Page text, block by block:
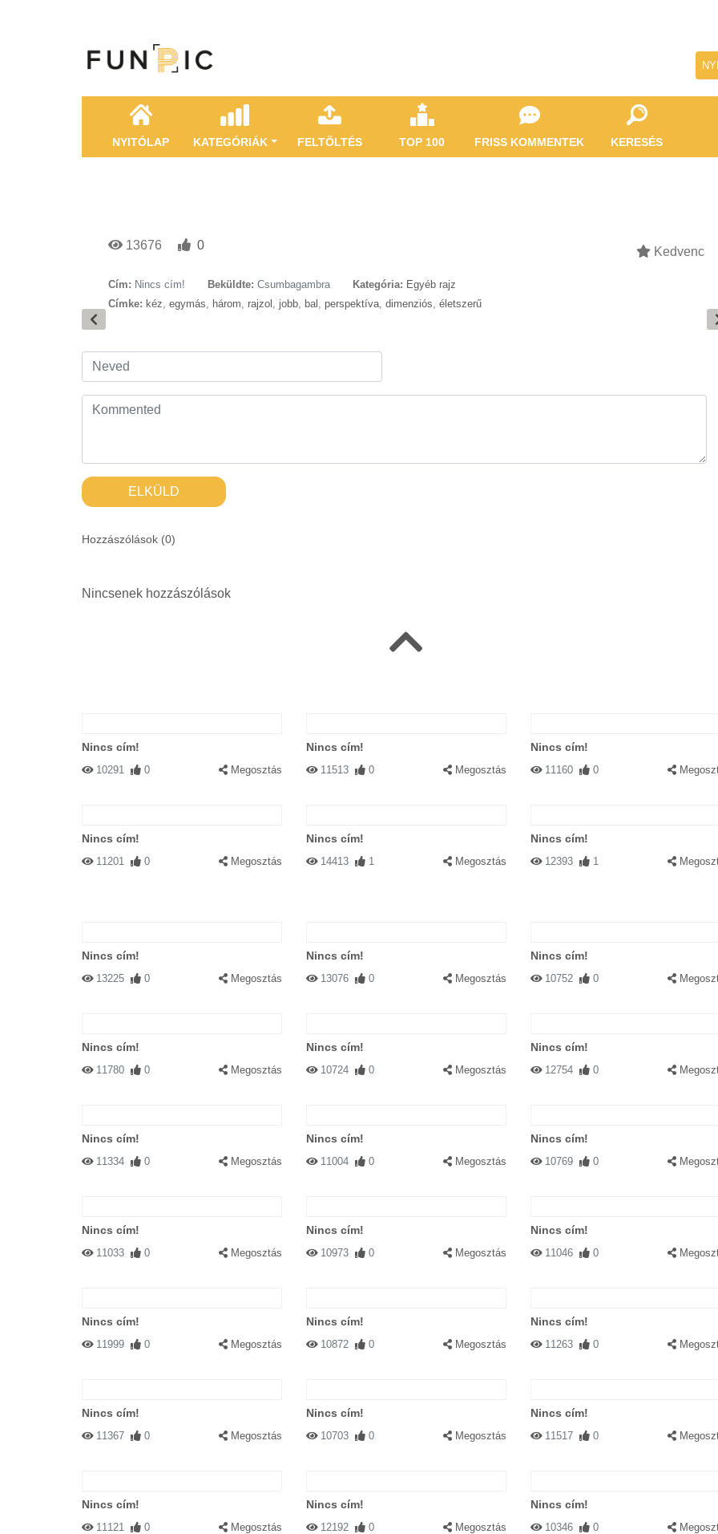
NYITÓLAP KATEGÓRIÁK FELTÖLTÉS TOP 100 FRISS KOMMENTEK KERESÉS
13676 0 Kedvenc
Cím: Nincs cím! Beküldte: Csumbagambra Kategória: Egyéb rajz
Címke: kéz, egymás, három, rajzol , jobb, bal , perspektíva, dimenziós, életszerű
ELKÜLD
Hozzászólások (0)
Nincsenek hozzászólások
Nincs cím!
10291 0 Megosztás
Nincs cím!
11513 0 Megosztás
Nincs cím!
11160 0
Nincs cím!
11201 0 Megosztás
Nincs cím!
14413 1 Megosztás
Nincs cím!
12393 1
Nincs cím!
13225 0 Megosztás
Nincs cím!
13076 0 Megosztás
Nincs cím!
10752 0
Nincs cím!
11780 0 Megosztás
Nincs cím!
10724 0 Megosztás
Nincs cím!
12754 0
Nincs cím!
11334 0 Megosztás
Nincs cím!
11004 0 Megosztás
Nincs cím!
10769 0
Nincs cím!
11033 0 Megosztás
Nincs cím!
10973 0 Megosztás
Nincs cím!
11046 0
Nincs cím!
11999 0 Megosztás
Nincs cím!
10872 0 Megosztás
Nincs cím!
11263 0
Nincs cím!
11367 0 Megosztás
Nincs cím!
10703 0 Megosztás
Nincs cím!
11517 0
Nincs cím!
11121 0 Megosztás
Nincs cím!
12192 0 Megosztás
Nincs cím!
10346 0